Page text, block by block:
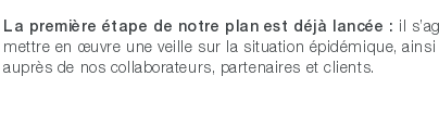
La première étape de notre plan est déjà lancée : il
mettre en œuvre une veille sur la situation épidémique,
auprès de nos collaborateurs, partenaires et clients.